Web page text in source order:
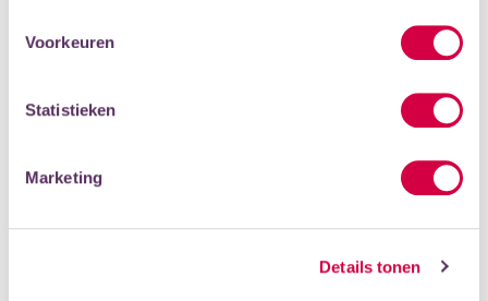
Voorkeuren
Statistieken
Marketing
Details tonen
ICOON
Woensdag
PRIJS